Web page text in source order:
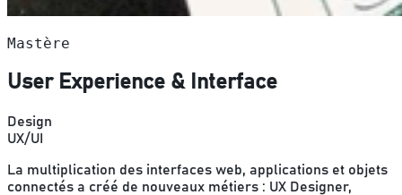
Mastère
User Experience & Interface
Design
UX/UI
La multiplication des interfaces web, applications et objets
connectés a créé de nouveaux métiers : UX Designer,